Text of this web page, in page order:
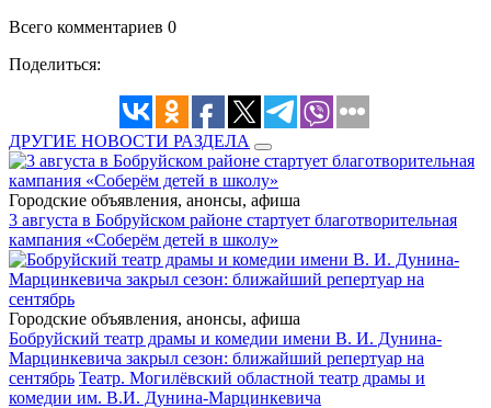
Всего комментариев 0
Поделиться:
ДРУГИЕ НОВОСТИ РАЗДЕЛА
Городские объявления, анонсы, афиша
3 августа в Бобруйском районе стартует благотворительная
кампания «Соберём детей в школу»
Городские объявления, анонсы, афиша
Бобруйский театр драмы и комедии имени В. И. Дунина-
Марцинкевича закрыл сезон: ближайший репертуар на
сентябрь Театр. Могилёвский областной театр драмы и
комедии им. В.И. Дунина-Марцинкевича